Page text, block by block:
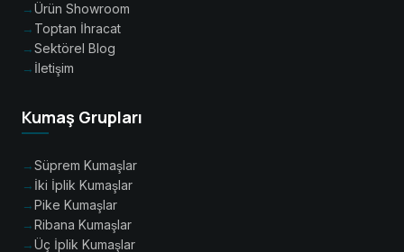
Ürün Showroom
Toptan İhracat
Sektörel Blog
İletişim
Kumaş Grupları
Süprem Kumaşlar
İki İplik Kumaşlar
Pike Kumaşlar
Ribana Kumaşlar
Üç İplik Kumaşlar